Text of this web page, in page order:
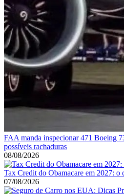
FAA manda inspecionar 471 Boeing
possíveis rachaduras
08/08/2026
Tax Credit do Obamacare em 2027: o
07/08/2026